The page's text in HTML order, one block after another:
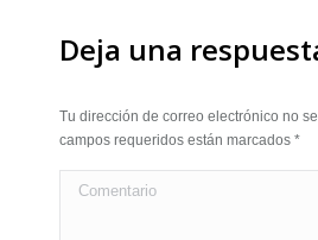
Deja una
Tu dirección de correo electrónico no
campos requeridos están marcados *
Comentario